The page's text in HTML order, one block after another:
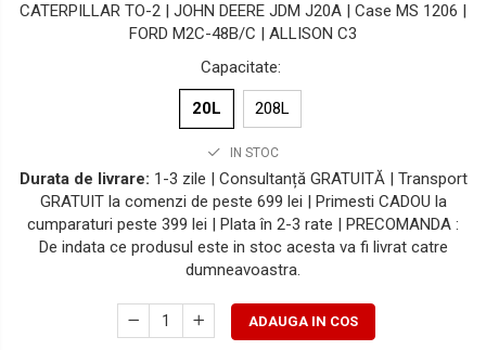
CATERPILLAR TO-2 | JOHN DEERE JDM J20A | Case MS 1206 |
FORD M2C-48B/C | ALLISON C3
Capacitate:
20L 208L
IN STOC
Durata de livrare: 1-3 zile | Consultanță GRATUITĂ | Transport
GRATUIT la comenzi de peste 699 lei | Primesti CADOU la
cumparaturi peste 399 lei | Plata în 2-3 rate | PRECOMANDA :
De indata ce produsul este in stoc acesta va fi livrat catre
dumneavoastra.
ADAUGA IN COS